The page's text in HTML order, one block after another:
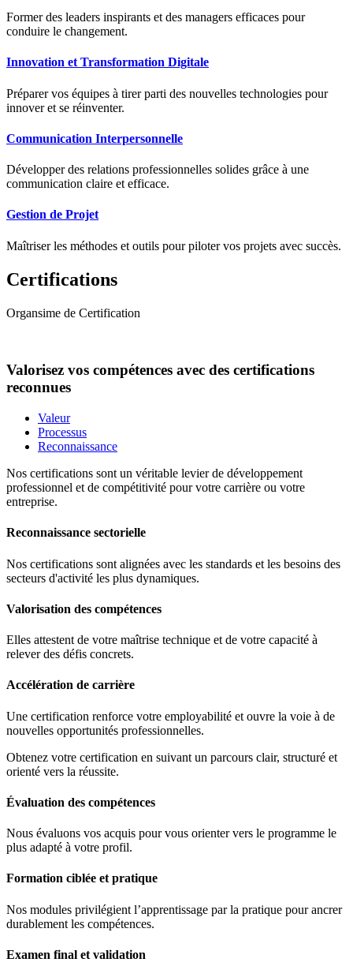
Former des leaders inspirants et des managers efficaces pour
conduire le changement.
Innovation et Transformation Digitale
Préparer vos équipes à tirer parti des nouvelles technologies pour
innover et se réinventer.
Communication Interpersonnelle
Développer des relations professionnelles solides grâce à une
communication claire et efficace.
Gestion de Projet
Maîtriser les méthodes et outils pour piloter vos projets avec succès.
Certifications
Organsime de Certification
Valorisez vos compétences avec des certifications
reconnues
Valeur
Processus
Reconnaissance
Nos certifications sont un véritable levier de développement
professionnel et de compétitivité pour votre carrière ou votre
entreprise.
Reconnaissance sectorielle
Nos certifications sont alignées avec les standards et les besoins des
secteurs d'activité les plus dynamiques.
Valorisation des compétences
Elles attestent de votre maîtrise technique et de votre capacité à
relever des défis concrets.
Accélération de carrière
Une certification renforce votre employabilité et ouvre la voie à de
nouvelles opportunités professionnelles.
Obtenez votre certification en suivant un parcours clair, structuré et
orienté vers la réussite.
Évaluation des compétences
Nous évaluons vos acquis pour vous orienter vers le programme le
plus adapté à votre profil.
Formation ciblée et pratique
Nos modules privilégient l’apprentissage par la pratique pour ancrer
durablement les compétences.
Examen final et validation